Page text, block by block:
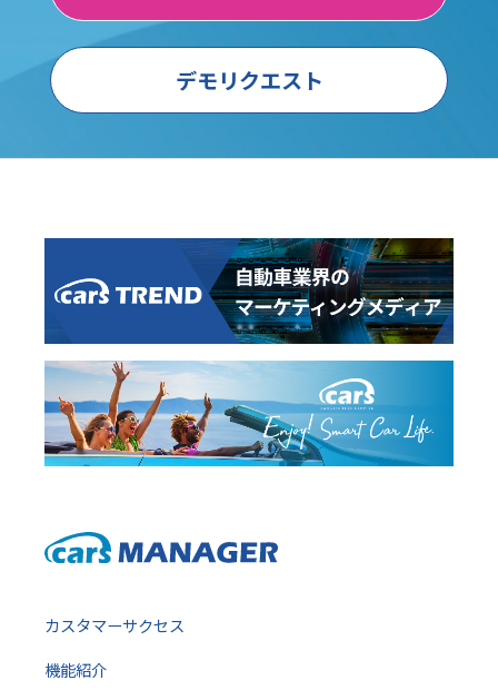
デモリクエスト
カスタマーサクセス
機能紹介